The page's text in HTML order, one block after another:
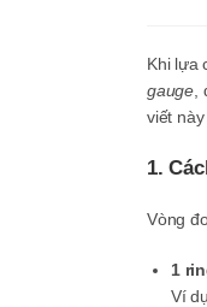
Khi lựa
gauge
viết
1.
Vòng
1
Ví